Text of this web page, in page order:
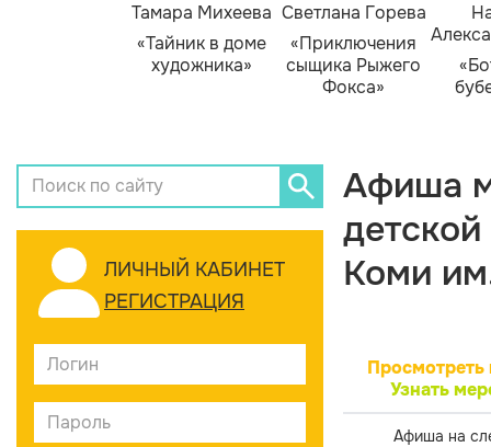
Тамара Михеева
«Тайник в доме
художника»
Светлана Горева
«Приключения
сыщика Рыжего
Фокса»
ЛИЧНЫЙ КАБИНЕТ
РЕГИСТРАЦИЯ
Афиша
Коми
Просмотреть
Узнать
Афиша на